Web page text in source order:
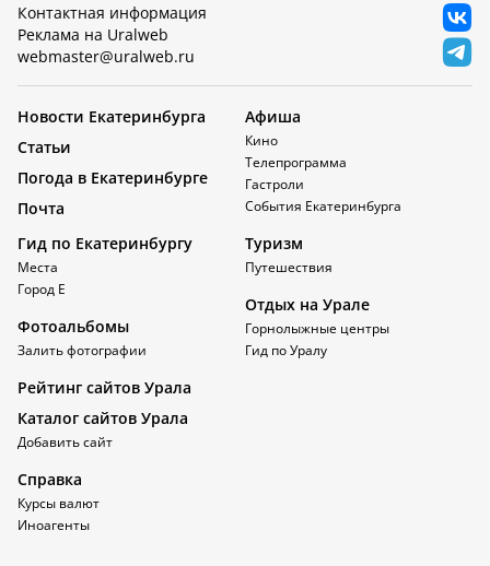
Контактная информация
Реклама на Uralweb
webmaster@uralweb.ru
Новости Екатеринбурга
Статьи
Погода в Екатеринбурге
Почта
Афиша
Кино
Телепрограмма
Гастроли
События Екатеринбурга
Гид по Екатеринбургу
Места
Город Е
Фотоальбомы
Залить фотографии
Туризм
Путешествия
Отдых на Урале
Горнолыжные центры
Гид по Уралу
Рейтинг сайтов Урала
Каталог сайтов Урала
Добавить сайт
Справка
Курсы валют
Иноагенты